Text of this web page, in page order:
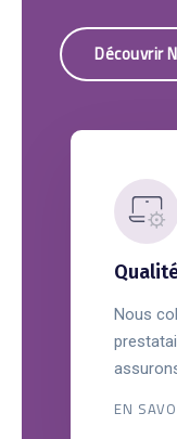
Découvrir
Nous
EN